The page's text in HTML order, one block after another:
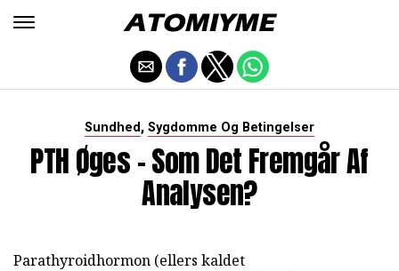
Sundhed, Sygdomme Og Betingelser
PTH Øges - Som Det Fremgår Af
Analysen?
Parathyroidhormon (ellers kaldet